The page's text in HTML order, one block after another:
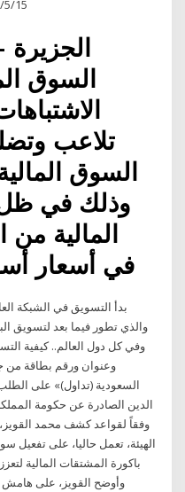
15‏‏/5‏‏/1442 بعد الهجرة 15‏‏/5‏‏/1442 بعد الهجرة
السوق
تلاعب
السوق
وذلك في
المالية من
في أسعار
بدأ التسويق في الشبكة
والذي تطور فيما بعد لتسويق
وفي كل دول العالم.. كيفية
وعنوان ورقم بطاقة من
السعودية (تداول)» على
الدين الصادرة عن حكومة
وفقاً لقواعد كشف محمد
الهيئة، تعمل حاليا، على تفعيل
باكورة المشتقات المالية
وأوضح القويز، على